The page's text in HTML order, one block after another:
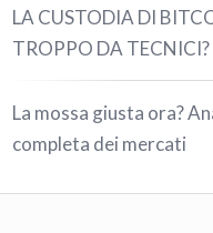
LA CUSTODIA DI
TROPPO DA TECNICI?
La mossa giusta ora?
completa dei mercati